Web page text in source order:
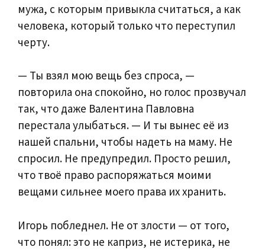
мужа, с которым привыкла считаться, а как
человека, который только что переступил
черту.
— Ты взял мою вещь без спроса, —
повторила она спокойно, но голос прозвучал
так, что даже Валентина Павловна
перестала улыбаться. — И ты вынес её из
нашей спальни, чтобы надеть на маму. Не
спросил. Не предупредил. Просто решил,
что твоё право распоряжаться моими
вещами сильнее моего права их хранить.
Игорь побледнел. Не от злости — от того,
что понял: это не каприз, не истерика, не